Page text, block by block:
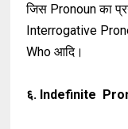
जिस Pronoun का
Interrogative
Who आदि।
६. Indefinite